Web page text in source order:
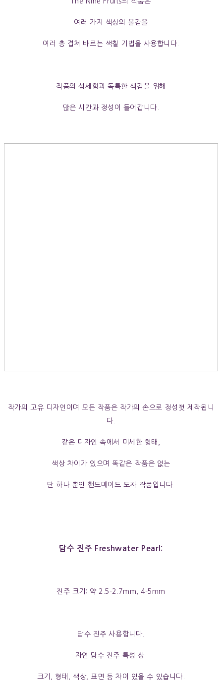
여러 가지 색상의 물감을
여러 층 겹쳐 바르는 색칠 기법을 사용합니다.
작품의 섬세함과 독특한 색감을 위해
많은 시간과 정성이 들어갑니다.
작가의 고유 디자인이며 모든 작품은 작가의 손으로 정성껏 제작됩니
다.
같은 디자인 속에서 미세한 형태,
색상 차이가 있으며 똑같은 작품은 없는
단 하나 뿐인 핸드메이드 도자 작품입니다.
담수 진주 Freshwater Pearl:
진주 크기: 약 2.5-2.7mm, 4-5mm
담수 진주 사용합니다.
자연 담수 진주 특성 상
크기, 형태, 색상, 표면 등 차이 있을 수 있습니다.